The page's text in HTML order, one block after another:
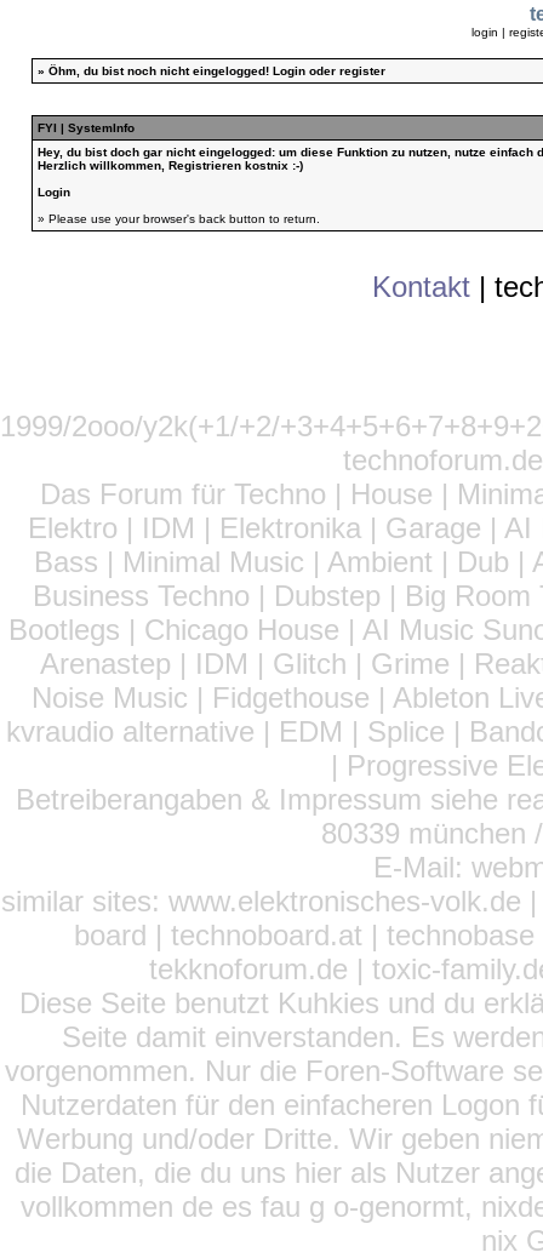
login |
» Öhm, du bist noch nicht eingelogged! Loginoder register
FYI | SystemInfo
Hey, du bist doch gar nicht eingelogged: um diese Funktion zu nutzen, nutze
Herzlich willkommen, Registrieren kostnix :-)
Login
» Please use your browser's back button to return.
Kontakt |
1999/2ooo/y2k(+1/+2/
Das Forum für Techno | House |
Elektro | IDM | Elektronika | Garage |
Bass | Minimal Music | Ambient | Dub
Business Techno | Dubstep | Big
Bootlegs | Chicago House | AI Music
Arenastep | IDM | Glitch | Grime |
Noise Music | Fidgethouse | Ableton
kvraudio alternative | EDM | Splice |
| Progressive
Betreiberangaben & Impressum siehe
80339 münchen
E-Mail:
similar sites: www.elektronisches-volk.de
board | technoboard.at |
tekknoforum.de | toxic-
Diese Seite benutzt Kuhkies und du
Seite damit einverstanden. Es
vorgenommen. Nur die Foren-Software
Nutzerdaten für den einfacheren Logon
Werbung und/oder Dritte. Wir geben
die Daten, die du uns hier als Nutzer
vollkommen de es fau g o-genormt,
nix